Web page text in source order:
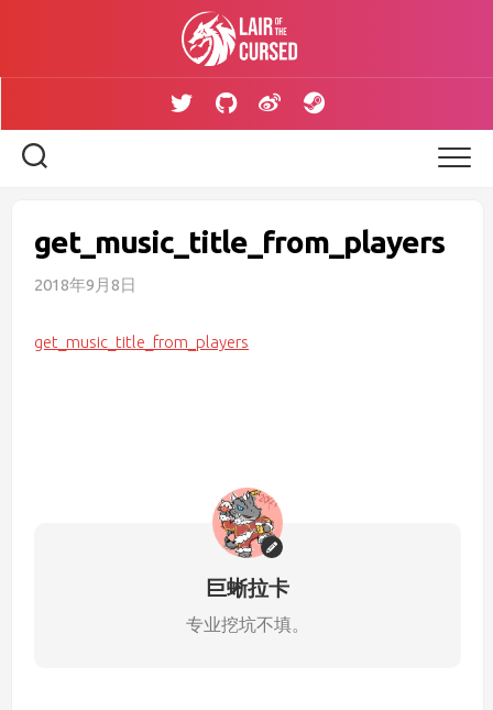
get_music_title_from_players
2018年9月8日
get_music_title_from_players
巨蜥拉卡
专业挖坑不填。